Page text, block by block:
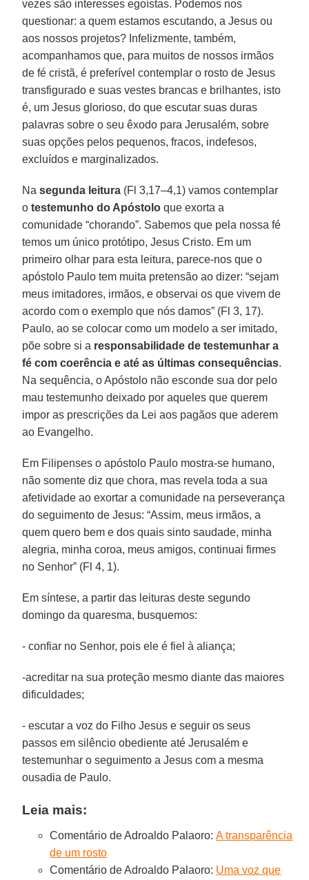
vezes são interesses egoístas. Podemos nos
questionar: a quem estamos escutando, a Jesus ou
aos nossos projetos? Infelizmente, também,
acompanhamos que, para muitos de nossos irmãos
de fé cristã, é preferível contemplar o rosto de Jesus
transfigurado e suas vestes brancas e brilhantes, isto
é, um Jesus glorioso, do que escutar suas duras
palavras sobre o seu êxodo para Jerusalém, sobre
suas opções pelos pequenos, fracos, indefesos,
excluídos e marginalizados.
Nasegunda leitura (Fl 3,17–4,1) vamos contemplar
otestemunho do Apóstolo que exorta a
comunidade “chorando”. Sabemos que pela nossa fé
temos um único protótipo, Jesus Cristo. Em um
primeiro olhar para esta leitura, parece-nos que o
apóstolo Paulo tem muita pretensão ao dizer: “sejam
meus imitadores, irmãos, e observai os que vivem de
acordo com o exemplo que nós damos” (Fl 3, 17).
Paulo, ao se colocar como um modelo a ser imitado,
põe sobre si a responsabilidade de testemunhar a
fé com coerência e até as últimas consequências.
Na sequência, o Apóstolo não esconde sua dor pelo
mau testemunho deixado por aqueles que querem
impor as prescrições da Lei aos pagãos que aderem
ao Evangelho.
Em Filipenses o apóstolo Paulo mostra-se humano,
não somente diz que chora, mas revela toda a sua
afetividade ao exortar a comunidade na perseverança
do seguimento de Jesus: “Assim, meus irmãos, a
quem quero bem e dos quais sinto saudade, minha
alegria, minha coroa, meus amigos, continuai firmes
no Senhor” (Fl 4, 1).
Em síntese, a partir das leituras deste segundo
domingo da quaresma, busquemos:
- confiar no Senhor, pois ele é fiel à aliança;
-acreditar na sua proteção mesmo diante das maiores
dificuldades;
- escutar a voz do Filho Jesus e seguir os seus
passos em silêncio obediente até Jerusalém e
testemunhar o seguimento a Jesus com a mesma
ousadia de Paulo.
Leia mais:
Comentário de Adroaldo Palaoro:A transparência
de um rosto
Comentário de Adroaldo Palaoro: Uma voz que